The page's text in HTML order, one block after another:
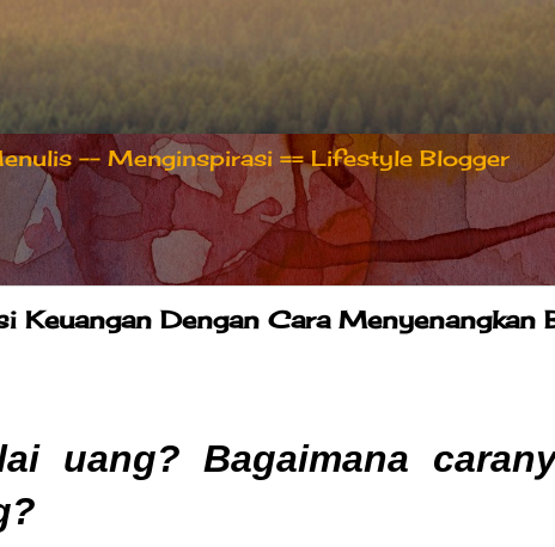
-- Menginspirasi == Lifestyle Blogger
Keuangan Dengan Cara Menyenangkan
uang? Bagaimana